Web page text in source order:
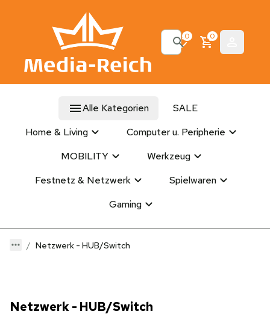
0 0
Alle Kategorien
SALE
Home & Living
Computer u. Peripherie
MOBILITY
Werkzeug
Festnetz & Netzwerk
Spielwaren
Gaming
Netzwerk - HUB/Switch
Netzwerk - HUB/Switch